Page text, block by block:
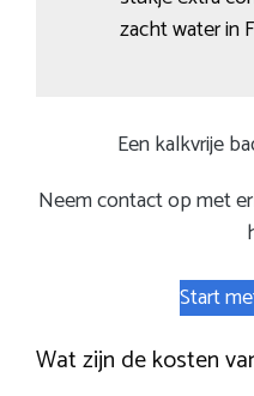
zacht water in
Een kalkvrije
Neem contact op met
Start
Wat zijn de kosten